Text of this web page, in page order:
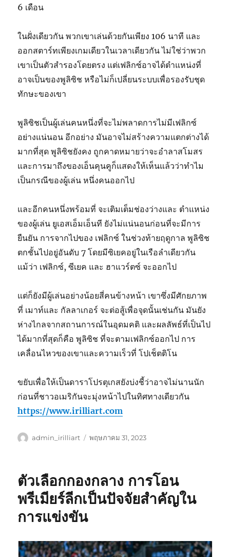
6 เดือน
ในฝั่งเดียวกัน พวกเขาเล่นด้วยกันเพียง 106 นาที และ
ออกสตาร์ทเพียงเกมเดียวในเวลาเดียวกัน ไม่ใช่ว่าพวก
เขาเป็นตัวสำรองโดยตรง แต่เฟลิกซ์อาจได้ตำแหน่งที่
อาจเป็นของพูลิซิช หรือไม่ก็เปลี่ยนระบบเพื่อรองรับชุด
ทักษะของเขา
พูลิซิชเป็นผู้เล่นคนหนึ่งที่จะไม่พลาดการไม่มีเฟลิกซ์
อย่างแน่นอน อีกอย่าง มันอาจไม่สร้างความแตกต่างได้
มากที่สุด พูลิซิชยังคง ถูกคาดหมายว่าจะอำลาสโมสร
และการมาถึงของเอ็นคุนคูก็แสดงให้เห็นแล้วว่าทำไม
เป็นกรณีของผู้เล่น หนึ่งคนออกไป
และอีกคนหนึ่งพร้อมที่ จะเติมเต็มช่องว่างและ ตำแหน่ง
ของผู้เล่น ยูเอสเอ็มเอ็นที ยังไม่แน่นอนก่อนที่จะมีการ
ยืนยัน การจากไปของ เฟลิกซ์ ในช่วงท้ายฤดูกาล พูลิซิช
ตกชั้นไปอยู่อันดับ 7 โดยมีซิเยคอยู่ในเรือลำเดียวกัน
แม้ว่า เฟลิกซ์, ซีเยค และ ฮาแวร์ตซ์ จะออกไป
แต่ก็ยังมีผู้เล่นอย่างน้อยสี่คนข้างหน้า เขาซึ่งมีศักยภาพ
ที่ เมาท์และ กัลลาเกอร์ จะต่อสู้เพื่อจุดนั้นเช่นกัน มันยัง
ห่างไกลจากสถานการณ์ในอุดมคติ และผลลัพธ์ที่เป็นไป
ได้มากที่สุดก็คือ พูลิซิช ที่จะตามเฟลิกซ์ออกไป การ
เคลื่อนไหวของเขาและความเร็วที่ โปเช็ตติโน
ขยับเพื่อให้เป็นดาราโปรตุเกสยังบ่งชี้ว่าอาจไม่นานนัก
ก่อนที่ชาวอเมริกันจะมุ่งหน้าไปในทิศทางเดียวกัน
https://www.irilliart.com
ผู้
admin_irilliart
เขียน
พฤษภาคม 31, 2023
ตัวเลือกกองกลาง การโอน
พรีเมียร์ลีกเป็นปัจจัยสำคัญใน
การแข่งขัน